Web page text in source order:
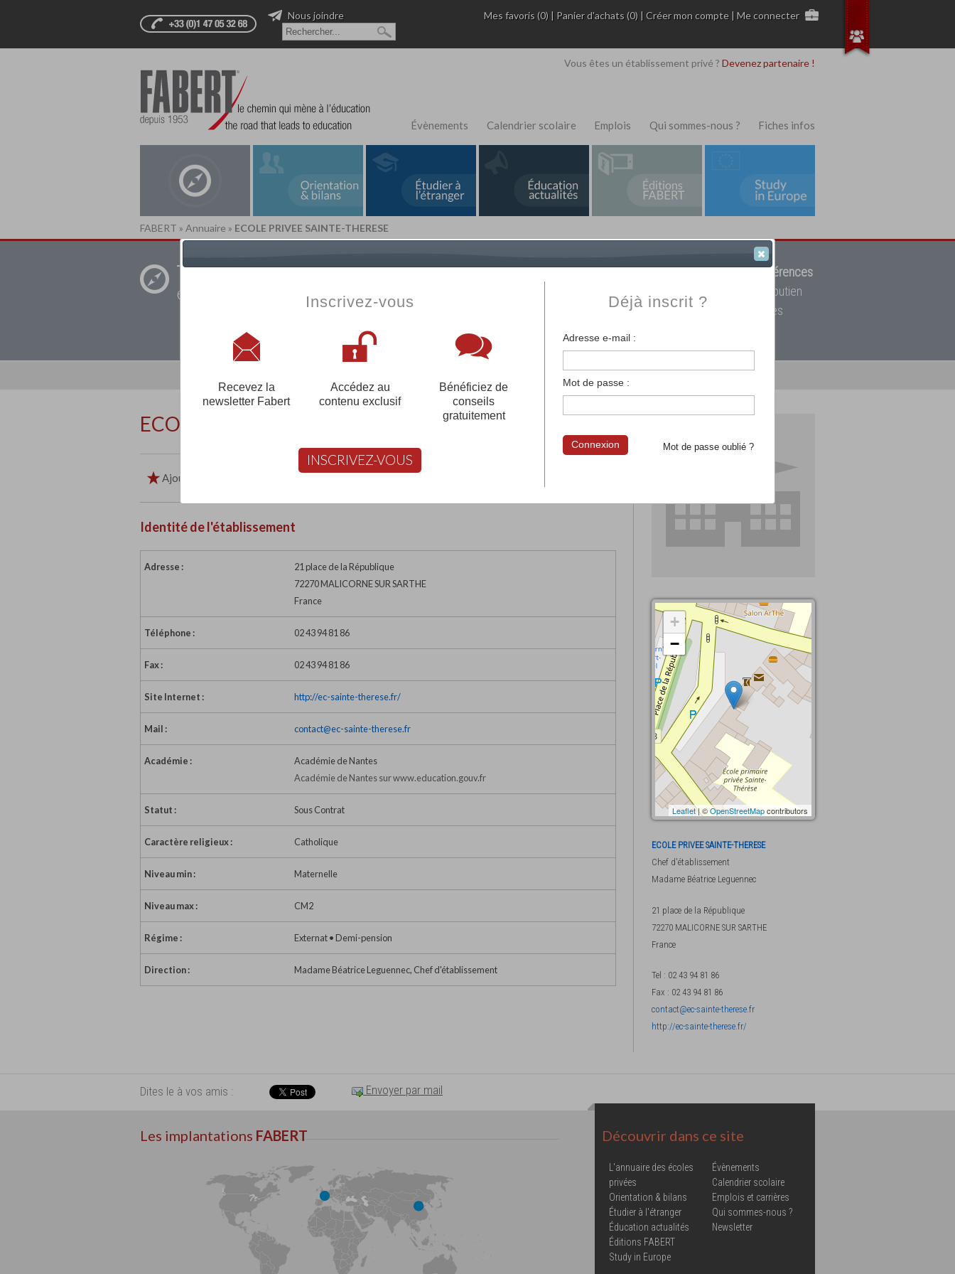
Mes favoris (0) | Panier d'achats (0) |Créer mon compte |Me connecter
Nous joindre
Vous êtes un établissement privé ? Devenez partenaire !
Évènements Calendrier scolaire Emplois Qui sommes-nous ? Fiches infos
FABERT » Annuaire » ECOLE PRIVEE SAINTE-THERESE
Trouver un
établissement privé
L'Annuaire de rechercheFabert.comvous permet de trouver parmi12908 références
votre établissement privé, du primaire au supérieur, mais aussi des cours de soutien
scolaire et des cours à distance. Ce moteur regroupe toutes les écoles privées
françaises et tous les établissements français à l'étranger.
ECOLE PRIVEE SAINTE-THERESE
Ajouter aux favoris
Identité de l'établissement
Adresse :
21 place de la République
72270 MALICORNE SUR SARTHE
France
Téléphone : 02 43 94 81 86
Fax : 02 43 94 81 86
Site Internet : http://ec-sainte-therese.fr/
Mail : contact@ec-sainte-therese.fr
Académie :
Académie de Nantes
Académie de Nantes sur www.education.gouv.fr
Statut : Sous Contrat
Caractère religieux : Catholique
Niveau min : Maternelle
Niveau max : CM2
Régime : Externat • Demi-pension
Direction : Madame Béatrice Leguennec, Chef d'établissement
+
−
Leaflet| ©OpenStreetMapcontributors
ECOLE PRIVEE SAINTE-THERESE
Chef d'établissement
Madame Béatrice Leguennec
21 place de la République
72270 MALICORNE SUR SARTHE
France
Tel : 02 43 94 81 86
Fax : 02 43 94 81 86
contact@ec-sainte-therese.fr
http://ec-sainte-therese.fr/
Dites le à vos amis : Envoyer par mail
Les implantations FABERT Découvrir dans ce site
L'annuaire des écoles
privées
Orientation & bilans
Étudier à l'étranger
Éducation actualités
Éditions FABERT
Study in Europe
Évènements
Calendrier scolaire
Emplois et carrières
Qui sommes-nous ?
Newsletter
Inscrivez-vous
Recevez la
newsletter Fabert
Accédez au
contenu exclusif
Bénéficiez de
conseils
gratuitement
INSCRIVEZ-VOUS
Déjà inscrit ?
Adresse e-mail :
Mot de passe :
Mot de passe oublié ?
Connexion